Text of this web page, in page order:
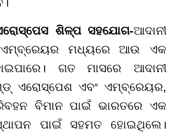
ଶିଳ୍ପ ସହଯୋଗ-ଆଦାନୀ
ମଧ୍ୟରେ ଆଉ ଏକ
ଗତ ମାସରେ ଆଦାନୀ
ଏରୋସ୍ପେଶ ଏବଂ ଏମ୍ବ୍ରେୟର,
ବିମାନ ପାଇଁ ଭାରତରେ ଏକ
ପାଇଁ ସହମତ ହୋଇଥିଲେ।